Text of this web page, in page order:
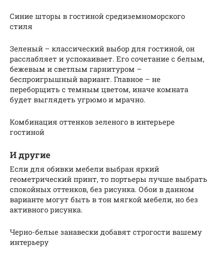
Синие шторы в гостиной средиземноморского
стиля
Зеленый – классический выбор для гостиной, он
расслабляет и успокаивает. Его сочетание с белым,
бежевым и светлым гарнитуром –
беспроигрышный вариант. Главное – не
переборщить с темным цветом, иначе комната
будет выглядеть угрюмо и мрачно.
Комбинация оттенков зеленого в интерьере
гостиной
И другие
Если для обивки мебели выбран яркий
геометрический принт, то портьеры лучше выбрать
спокойных оттенков, без рисунка. Обои в данном
варианте могут быть в тон мягкой мебели, но без
активного рисунка.
Черно-белые занавески добавят строгости вашему
интерьеру